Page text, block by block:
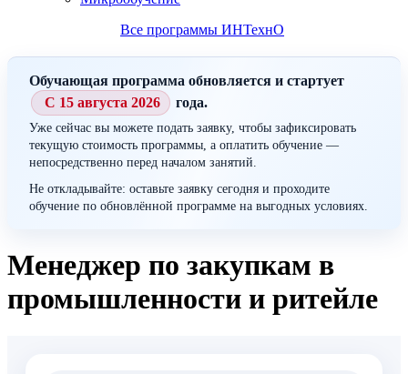
Все программы ИНТехнО
Обучающая программа обновляется и стартует
С 15 августа 2026
года.
Уже сейчас вы можете подать заявку, чтобы зафиксировать
текущую стоимость программы, а оплатить обучение —
непосредственно перед началом занятий.
Не откладывайте: оставьте заявку сегодня и проходите
обучение по обновлённой программе на выгодных условиях.
Менеджер по закупкам в
промышленности и ритейле